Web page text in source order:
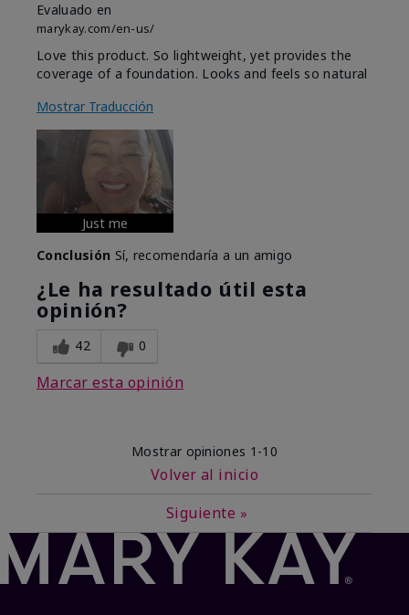
Evaluado en
marykay.com/en-us/
Love this product. So lightweight, yet provides the
coverage of a foundation. Looks and feels so natural
Mostrar Traducción
Just me
Conclusión Sí, recomendaría a un amigo
¿Le ha resultado útil esta
opinión?
42 0
Marcar esta opinión
Mostrar opiniones 1-10
Volver al inicio
Siguiente »